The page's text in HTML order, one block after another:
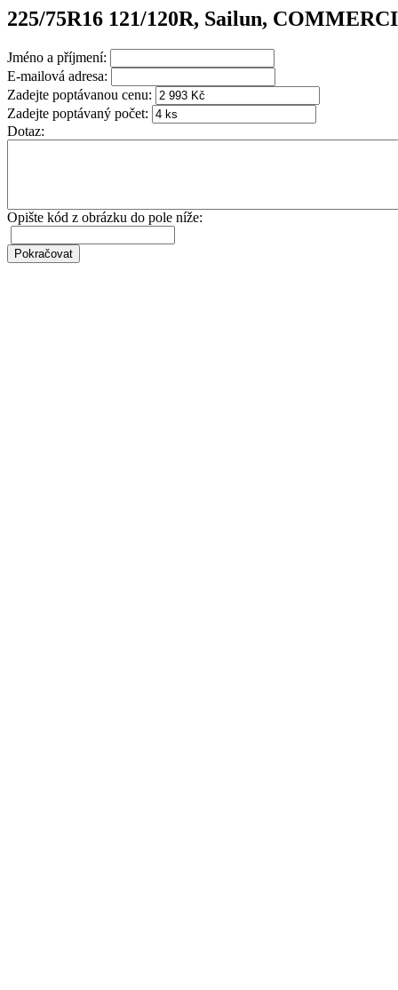
225/75R16 121/120R, Sailun,
Jméno a příjmení:
E-mailová adresa:
Zadejte poptávanou cenu:
Zadejte poptávaný počet:
Dotaz:
Opište kód z obrázku do pole níže: